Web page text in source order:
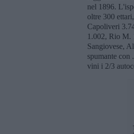
nel 1896.
oltre 300
Capoliveri
1.002, Rio M.
Sangiovese,
spumante con
vini i 2/3